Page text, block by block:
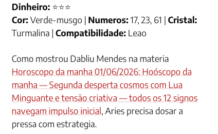
Dinheiro: ⭐⭐⭐
Cor:Verde-musgo | Numeros:17, 23, 61 | Cristal:
Turmalina | Compatibilidade: Leao
Como mostrou Dabliu Mendes na materia
Horoscopo da manha 01/06/2026: Hoóscopo da
manha — Segunda desperta cosmos com Lua
Minguante e tensão criativa — todos os 12 signos
navegam impulso inicial, Aries precisa dosar a
pressa com estrategia.